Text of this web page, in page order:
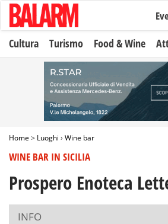
Cultura Turismo Food & Wine
Home> Luoghi › Wine bar
WINE BAR IN SICILIA
Prospero Enoteca
INFO